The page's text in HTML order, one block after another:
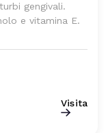
gengivali.
e vitamina E.
Visita